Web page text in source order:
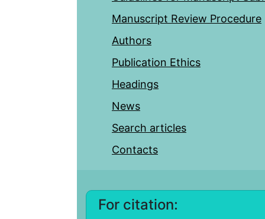
Manuscript Review Procedure
Authors
Publication Ethics
Headings
News
Search articles
Contacts
For citation: